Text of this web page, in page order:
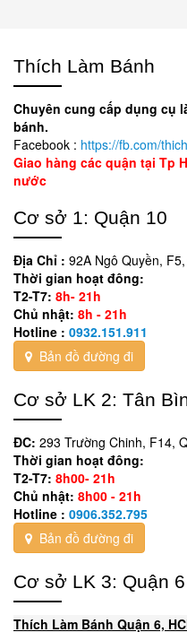
Thích Làm Bánh
Chuyên cung cấp dụng cụ
bánh.
Facebook : https://fb.com/
Giao hàng các quận tại Tp
nước
Cơ sở 1: Quận 10
Địa Chỉ : 92A Ngô Quyền,
Thời gian hoạt đông:
T2-T7: 8h- 21h
Chủ nhật: 8h - 21h
Hotline : 0932.151.911
Bản đồ đường đi
Cơ sở LK 2: Tân
ĐC: 293 Trường Chinh, F14,
Thời gian hoạt đông:
T2-T7: 8h00- 21h
Chủ nhật: 8h00 - 21h
Hotline : 0906.352.795
Bản đồ đường đi
Cơ sở LK 3: Quận 6
Thích Làm Bánh Quận 6,